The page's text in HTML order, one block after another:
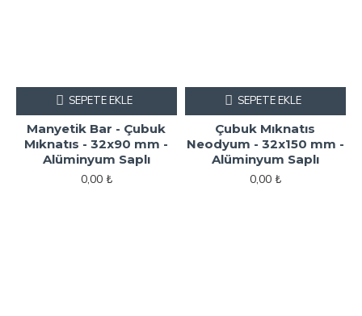
Manyetik Bar - Çubuk
Mıknatıs - 32x90 mm -
Alüminyum Saplı
0,00 ₺
SEPETE EKLE
Çubuk Mıknatıs
Neodyum - 32x150 mm -
Alüminyum Saplı
0,00 ₺
SEPETE EKLE